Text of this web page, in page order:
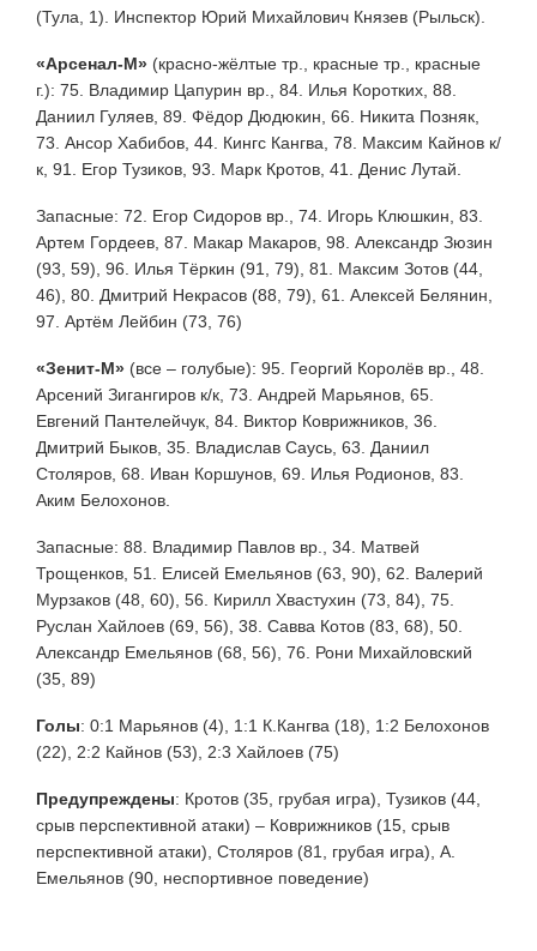
(Тула, 1). Инспектор Юрий Михайлович Князев (Рыльск).
«Арсенал-М» (красно-жёлтые тр., красные тр., красные
г.): 75. Владимир Цапурин вр., 84. Илья Коротких, 88.
Даниил Гуляев, 89. Фёдор Дюдюкин, 66. Никита Позняк,
73. Ансор Хабибов, 44. Кингс Кангва, 78. Максим Кайнов к/
к, 91. Егор Тузиков, 93. Марк Кротов, 41. Денис Лутай.
Запасные: 72. Егор Сидоров вр., 74. Игорь Клюшкин, 83.
Артем Гордеев, 87. Макар Макаров, 98. Александр Зюзин
(93, 59), 96. Илья Тёркин (91, 79), 81. Максим Зотов (44,
46), 80. Дмитрий Некрасов (88, 79), 61. Алексей Белянин,
97. Артём Лейбин (73, 76)
«Зенит-М» (все – голубые): 95. Георгий Королёв вр., 48.
Арсений Зигангиров к/к, 73. Андрей Марьянов, 65.
Евгений Пантелейчук, 84. Виктор Коврижников, 36.
Дмитрий Быков, 35. Владислав Саусь, 63. Даниил
Столяров, 68. Иван Коршунов, 69. Илья Родионов, 83.
Аким Белохонов.
Запасные: 88. Владимир Павлов вр., 34. Матвей
Трощенков, 51. Елисей Емельянов (63, 90), 62. Валерий
Мурзаков (48, 60), 56. Кирилл Хвастухин (73, 84), 75.
Руслан Хайлоев (69, 56), 38. Савва Котов (83, 68), 50.
Александр Емельянов (68, 56), 76. Рони Михайловский
(35, 89)
Голы: 0:1 Марьянов (4), 1:1 К.Кангва (18), 1:2 Белохонов
(22), 2:2 Кайнов (53), 2:3 Хайлоев (75)
Предупреждены: Кротов (35, грубая игра), Тузиков (44,
срыв перспективной атаки) – Коврижников (15, срыв
перспективной атаки), Столяров (81, грубая игра), А.
Емельянов (90, неспортивное поведение)